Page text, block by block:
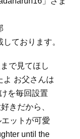
ております。
で見てほし
お父さんは
を毎回設置
きだから、
ットが可愛
until the